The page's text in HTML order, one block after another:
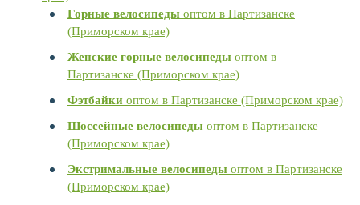
Горные велосипеды оптом в Партизанске
(Приморском крае)
Женские горные велосипеды оптом в
Партизанске (Приморском крае)
Фэтбайки оптом в Партизанске (Приморском крае)
Шоссейные велосипеды оптом в Партизанске
(Приморском крае)
Экстримальные велосипеды оптом в Партизанске
(Приморском крае)